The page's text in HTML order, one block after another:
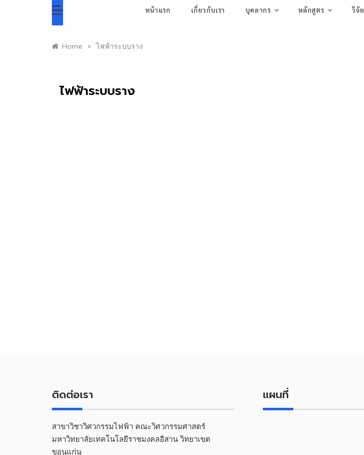
หน้าแรก เกี่ยวกับเรา บุคลากร หลักสูตร วิจัย
Home » ไฟฟ้าระบบราง
ไฟฟ้าระบบราง
ติดต่อเรา
สาขาวิชาวิศวกรรมไฟฟ้า คณะวิศวกรรมศาสตร์
มหาวิทยาลัยเทคโนโลยีราชมงคลอีสาน วิทยาเขต
ขอนแก่น
แผนที่